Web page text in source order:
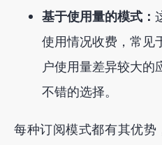
基于使用量的模式：
使用情况收费，常见
户使用量差异较大的
不错的选择。
每种订阅模式都有其优